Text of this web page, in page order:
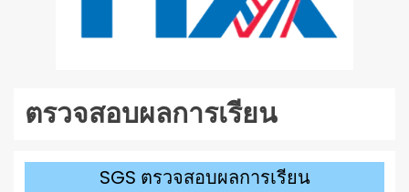
ตรวจสอบผลการเรียน
SGS ตรวจสอบผลการเรียน